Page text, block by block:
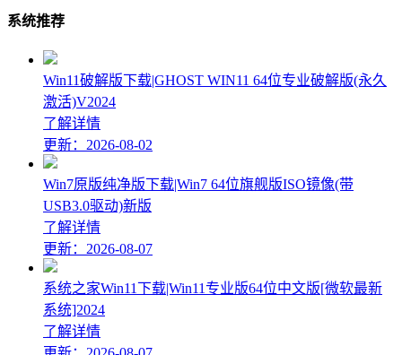
系统推荐
Win11破解版下载|GHOST WIN11 64位专业破解版(永久
激活)V2024
了解详情
更新：2026-08-02
Win7原版纯净版下载|Win7 64位旗舰版ISO镜像(带
USB3.0驱动)新版
了解详情
更新：2026-08-07
系统之家Win11下载|Win11专业版64位中文版[微软最新
系统]2024
了解详情